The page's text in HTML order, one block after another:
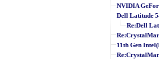
NVIDIA
Dell Latitude
Re:Dell
11th Gen